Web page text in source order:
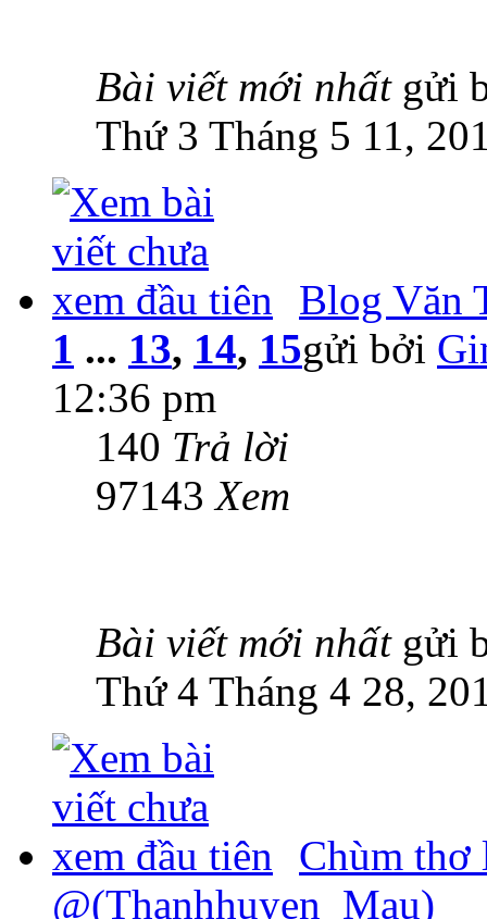
Bài viết mới nhất gửi
Thứ 3 Tháng 5 11,
Blog Văn
1 ... 13, 14, 15gửi bởi
12:36 pm
140 Trả lời
97143Xem
Bài viết mới nhất gửi
Thứ 4 Tháng 4 28,
Chùm thơ
@(Thanhhuyen_Mau)